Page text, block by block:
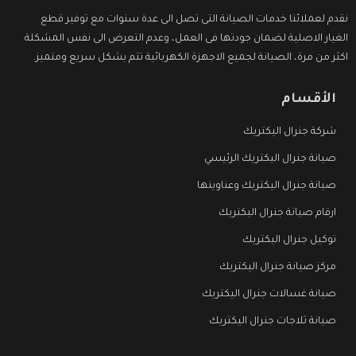
نقدم لعملائنا خدمات الصيانة التى تصل الى عدة سنوات مع توفير قطع
الغيار الاصلية لضمان جودتها فى العمل، وعدم التعرض الى نفس المشكلة
اكثر من مرة، الصيانة لجميع الاجهزة الكهربائية تتم بشكل سريع ومتميز.
الأقسام
شركة جنرال اليكتريك
صيانة جنرال اليكتريك الرئيسي
صيانة جنرال اليكتريك وعناوينها
ارقام صيانة جنرال اليكتريك
توكيل جنرال اليكتريك
مركز صيانة جنرال اليكتريك
صيانة غسالات جنرال اليكتريك
صيانة ثلاجات جنرال اليكتريك